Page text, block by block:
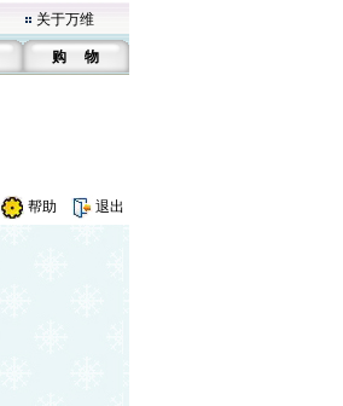
关于万维
购 物
帮助 退出